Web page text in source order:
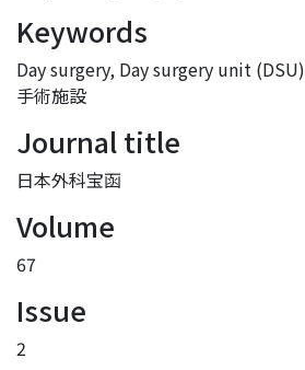
Keywords
Day surgery, Day surgery unit (DSU)
手術施設
Journal title
日本外科宝函
Volume
67
Issue
2